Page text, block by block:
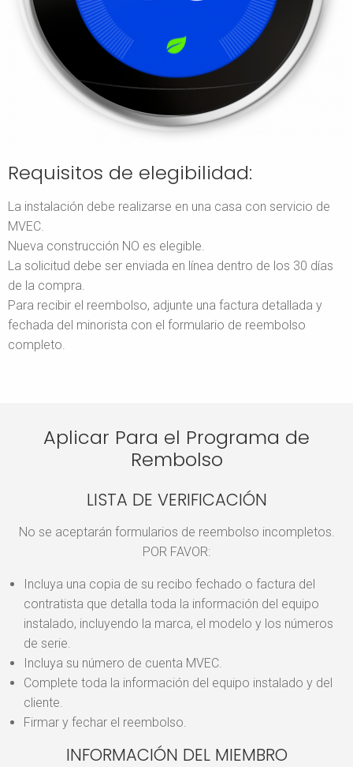
Requisitos de elegibilidad:
La instalación debe realizarse en una casa con servicio de
MVEC.
Nueva construcción NO es elegible.
La solicitud debe ser enviada en línea dentro de los 30 días
de la compra.
Para recibir el reembolso, adjunte una factura detallada y
fechada del minorista con el formulario de reembolso
completo.
Aplicar Para el Programa de
Rembolso
LISTA DE VERIFICACIÓN
No se aceptarán formularios de reembolso incompletos.
POR FAVOR:
Incluya una copia de su recibo fechado o factura del
contratista que detalla toda la información del equipo
instalado, incluyendo la marca, el modelo y los números
de serie.
Incluya su número de cuenta MVEC.
Complete toda la información del equipo instalado y del
cliente.
Firmar y fechar el reembolso.
INFORMACIÓN DEL MIEMBRO